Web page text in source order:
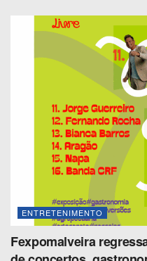
ENTRETENIMENTO
Fexpomalveira